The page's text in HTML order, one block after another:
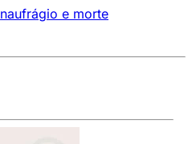
naufrágio e morte